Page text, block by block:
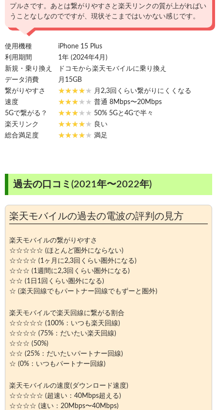
プルさです。あとは繋がりやすさと楽天リンクの質が上がればい
うことなしなのでですが、現状そこまではいかない感じです。
使用機種
iPhone 15 Plus
利用期間
1年 (2024年4月)
新規・乗り換え
ドコモから楽天モバイルに乗り換え
データ消費
月15GB
繋がりやすさ
月2,3回くらい繋がりにくくなる
速度
普通 8Mbps〜20Mbps
5Gで繋がる？
50% 5Gと4Gで半々
楽天リンク
良い
総合満足度
満足
過去の口コミ(2021年〜2022年)
楽天モバイルの過去の電波の評判の見方
楽天モバイルの繋がりやすさ
☆☆☆☆☆ (ほとんど圏外にならない)
☆☆☆☆ (1ヶ月に2,3回くらい圏外になる)
☆☆☆ (1週間に2,3回くらい圏外になる)
☆☆ (1日1回くらい圏外になる)
☆ (楽天回線でもパートナー回線でもずーと圏外)
楽天モバイルで楽天回線に繋がる割合
☆☆☆☆☆ (100%：いつも楽天回線)
☆☆☆☆ (75%：だいたい楽天回線)
☆☆☆ (50%)
☆☆ (25%：だいたいパートナー回線)
☆ (0%：いつもパートナー回線)
楽天モバイルの速度(ダウンロード速度)
☆☆☆☆☆ (超速い：40Mbps超える)
☆☆☆☆ (速い：20Mbps〜40Mbps)